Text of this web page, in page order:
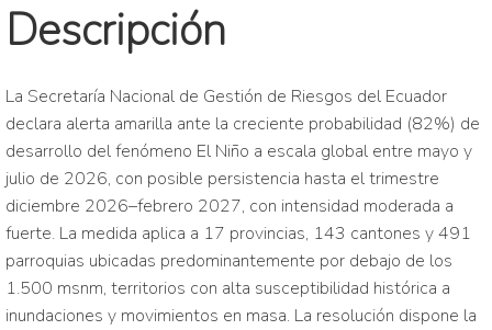
Descripción
La Secretaría Nacional de Gestión de Riesgos del Ecuador
declara alerta amarilla ante la creciente probabilidad (82%) de
desarrollo del fenómeno El Niño a escala global entre mayo y
julio de 2026, con posible persistencia hasta el trimestre
diciembre 2026–febrero 2027, con intensidad moderada a
fuerte. La medida aplica a 17 provincias, 143 cantones y 491
parroquias ubicadas predominantemente por debajo de los
1.500 msnm, territorios con alta susceptibilidad histórica a
inundaciones y movimientos en masa. La resolución dispone la